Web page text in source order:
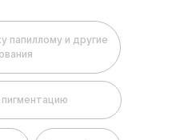
папиллому и другие